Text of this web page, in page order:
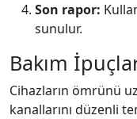
Son rapor:
sunulur.
Bakım
Cihazların ömrünü
kanallarını düzenli